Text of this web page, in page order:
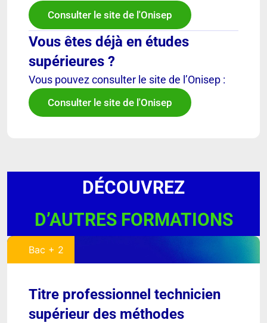
Consulter le site de l'Onisep
Vous êtes déjà en études
supérieures ?
Vous pouvez consulter le site de l’Onisep :
Consulter le site de l'Onisep
DÉCOUVREZ
D’AUTRES FORMATIONS
Bac + 2
Titre professionnel technicien
supérieur des méthodes